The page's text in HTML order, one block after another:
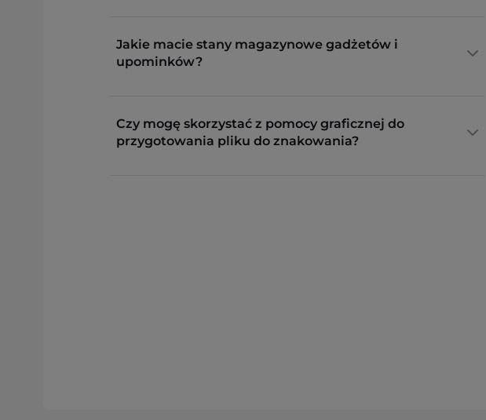
Jakie macie stany magazynowe gadżetów i
upominków?
Czy mogę skorzystać z pomocy graficznej do
przygotowania pliku do znakowania?